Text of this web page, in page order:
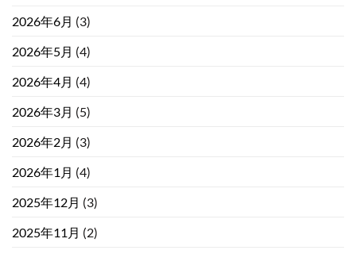
2026年6月 (3)
2026年5月 (4)
2026年4月 (4)
2026年3月 (5)
2026年2月 (3)
2026年1月 (4)
2025年12月 (3)
2025年11月 (2)